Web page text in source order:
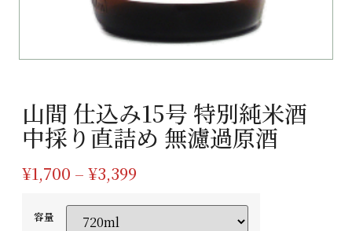
山間 仕込み15号 特別純米酒
中採り直詰め 無濾過原酒
¥1,700 – ¥3,399
容量